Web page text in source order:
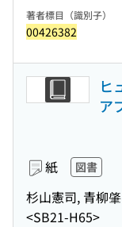
著者標目（識別子）
00426382
ヒ
ア
紙 図書
杉山憲司, 青柳
<SB21-H65>